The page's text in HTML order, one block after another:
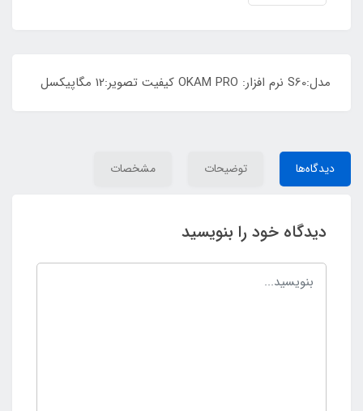
مدل:S60 نرم افزار: OKAM PRO کیفیت تصویر:12 مگاپیکسل
دیدگاه‌ها توضیحات مشخصات
دیدگاه خود را بنویسید